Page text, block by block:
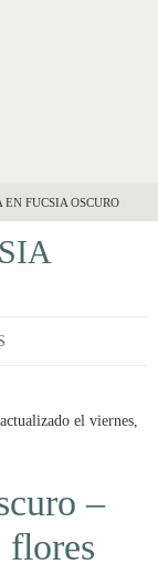
EN FUCSIA OSCURO
el viernes,
–
flores